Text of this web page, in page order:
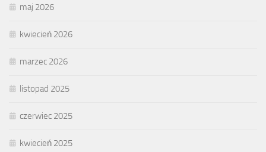
maj 2026
kwiecień 2026
marzec 2026
listopad 2025
czerwiec 2025
kwiecień 2025